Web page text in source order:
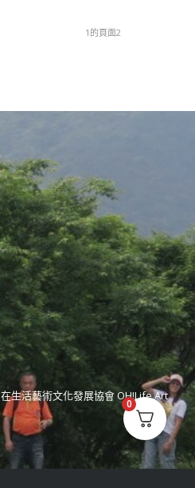
1的頁面2
在生活藝術文化發展協會 OH!Life Art
0